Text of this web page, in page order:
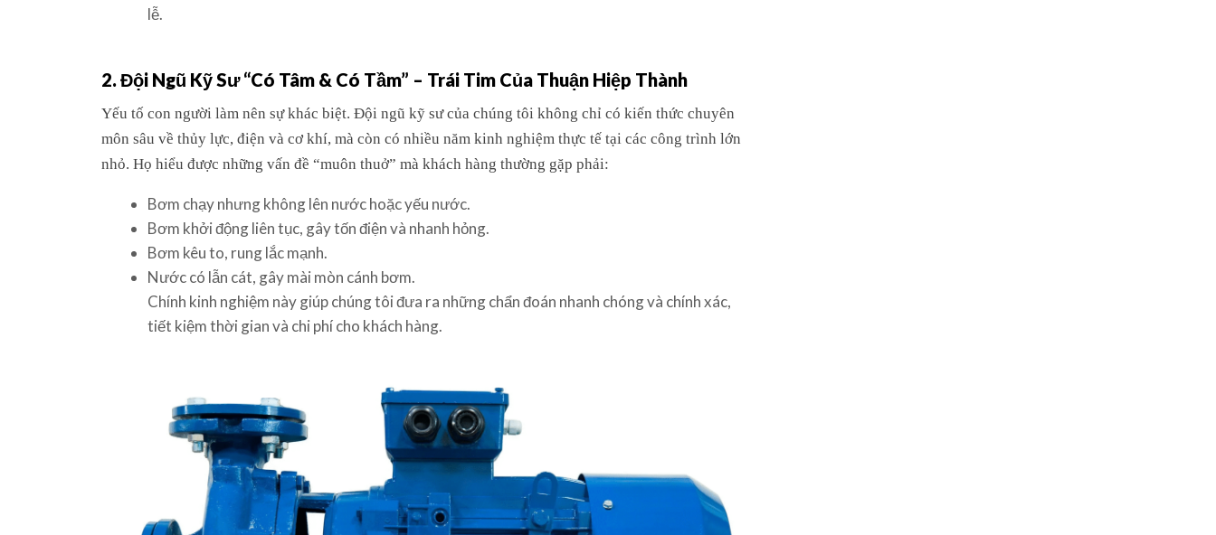
lễ.
2. Đội Ngũ Kỹ Sư “Có Tâm & Có Tầm” – Trái Tim Của Thuận Hiệp Thành
Yếu tố con người làm nên sự khác biệt. Đội ngũ kỹ sư của chúng tôi không chỉ có kiến thức chuyên
môn sâu về thủy lực, điện và cơ khí, mà còn có nhiều năm kinh nghiệm thực tế tại các công trình lớn
nhỏ. Họ hiểu được những vấn đề “muôn thuở” mà khách hàng thường gặp phải:
Bơm chạy nhưng không lên nước hoặc yếu nước.
Bơm khởi động liên tục, gây tốn điện và nhanh hỏng.
Bơm kêu to, rung lắc mạnh.
Nước có lẫn cát, gây mài mòn cánh bơm.
Chính kinh nghiệm này giúp chúng tôi đưa ra những chẩn đoán nhanh chóng và chính xác,
tiết kiệm thời gian và chi phí cho khách hàng.